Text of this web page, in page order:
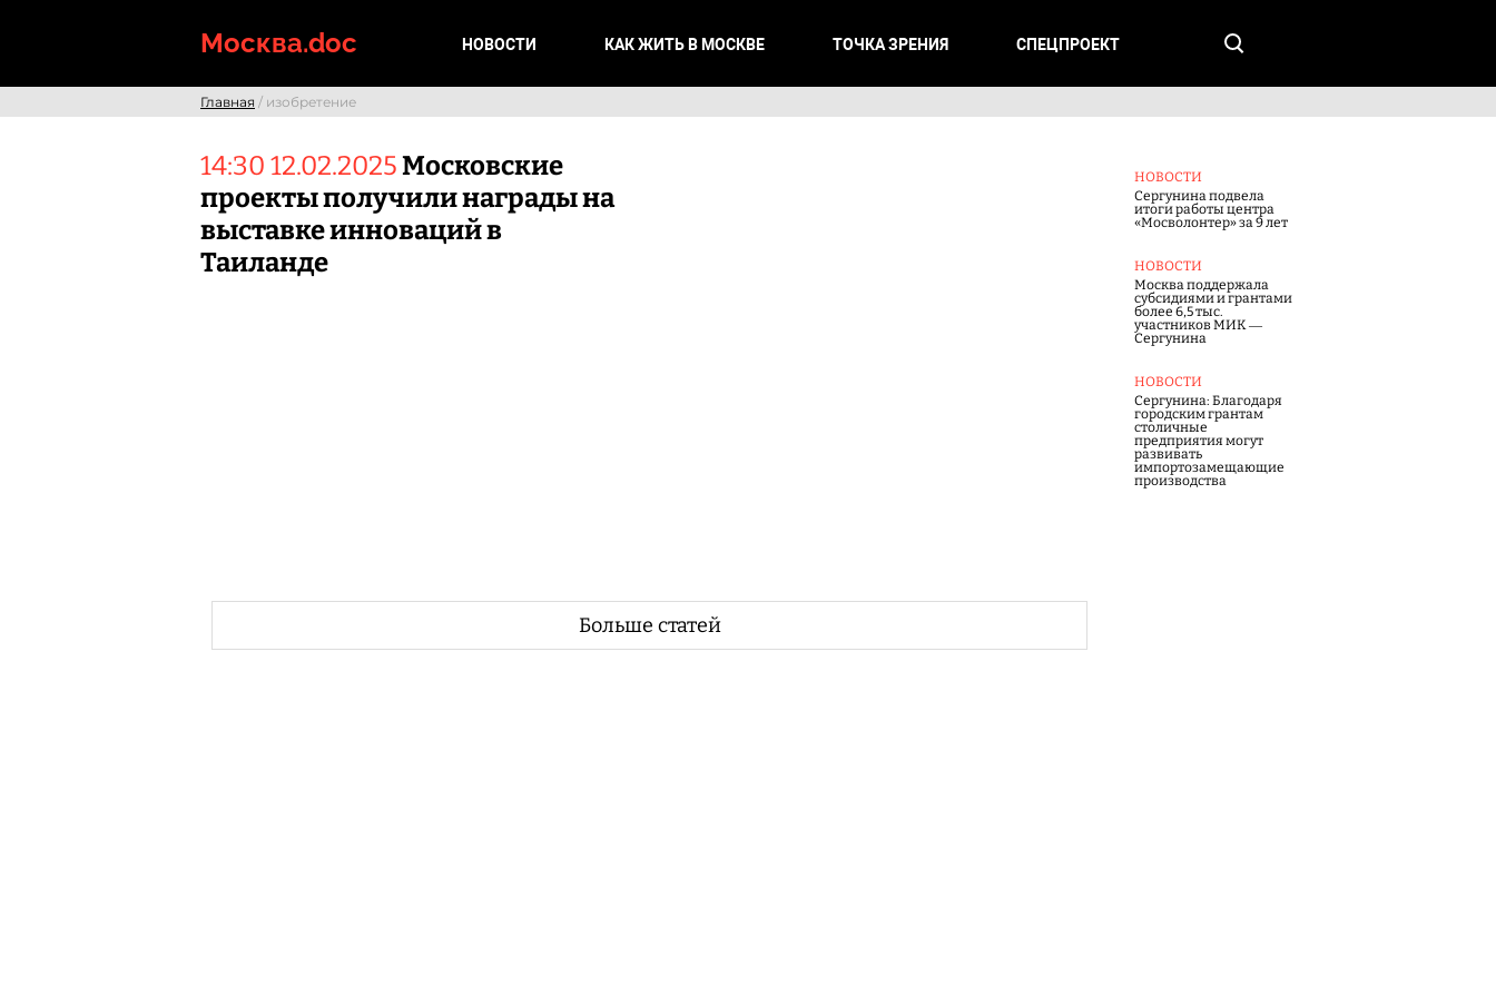
Москва.doc НОВОСТИ КАК ЖИТЬ В МОСКВЕ ТОЧКА ЗРЕНИЯ СПЕЦПРОЕКТ
Главная / изобретение
14:30 12.02.2025Московские
проекты получили награды на
выставке инноваций в
Таиланде
НОВОСТИ
Сергунина подвела
итоги работы центра
«Мосволонтер» за 9 лет
НОВОСТИ
Москва поддержала
субсидиями и грантами
более 6,5 тыс.
участников МИК —
Сергунина
НОВОСТИ
Сергунина: Благодаря
городским грантам
столичные
предприятия могут
развивать
импортозамещающие
производства
Больше статей